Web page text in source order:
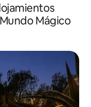
Mágico